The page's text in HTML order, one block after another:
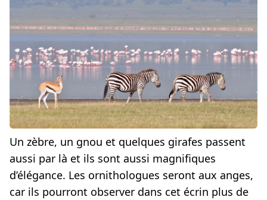
Un zèbre, un gnou et quelques girafes passent
aussi par là et ils sont aussi magnifiques
d’élégance. Les ornithologues seront aux anges,
car ils pourront observer dans cet écrin plus de